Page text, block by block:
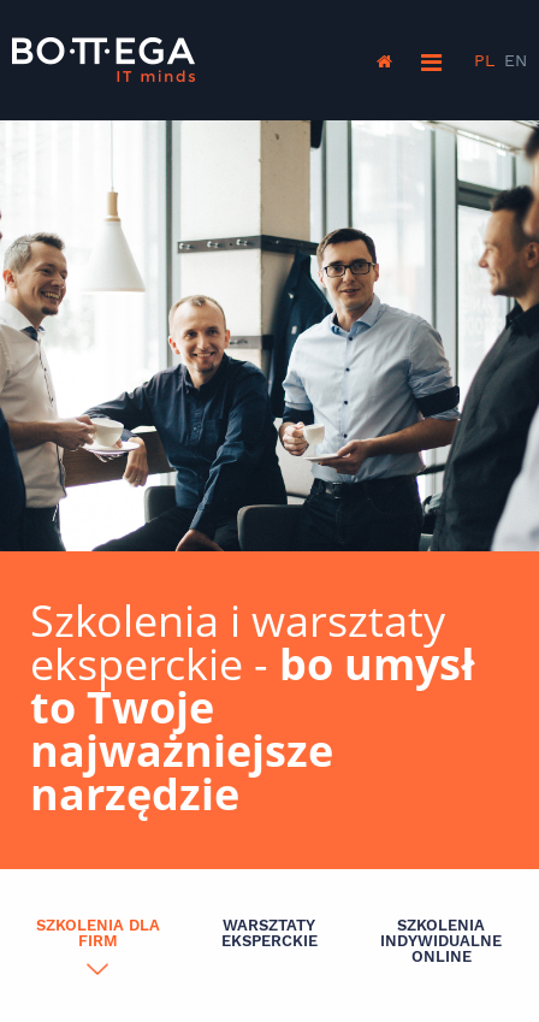
PL EN
Szkolenia i warsztaty
eksperckie - bo umysł
to Twoje
najważniejsze
narzędzie
SZKOLENIA DLA
FIRM
WARSZTATY
EKSPERCKIE
SZKOLENIA
INDYWIDUALNE
ONLINE